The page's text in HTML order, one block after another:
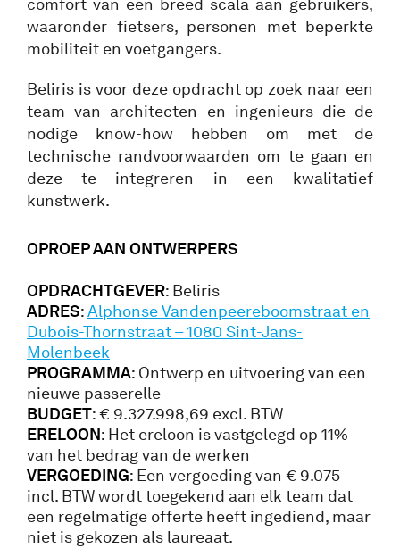
comfort van een breed scala aan gebruikers,
waaronder fietsers, personen met beperkte
mobiliteit en voetgangers.
Beliris is voor deze opdracht op zoek naar een
team van architecten en ingenieurs die de
nodige know-how hebben om met de
technische randvoorwaarden om te gaan en
deze te integreren in een kwalitatief
kunstwerk.
OPROEP AAN ONTWERPERS
OPDRACHTGEVER: Beliris
ADRES:Alphonse Vandenpeereboomstraat en
Dubois-Thornstraat – 1080 Sint-Jans-
Molenbeek
PROGRAMMA: Ontwerp en uitvoering van een
nieuwe passerelle
BUDGET: € 9.327.998,69 excl. BTW
ERELOON: Het ereloon is vastgelegd op 11%
van het bedrag van de werken
VERGOEDING: Een vergoeding van € 9.075
incl. BTW wordt toegekend aan elk team dat
een regelmatige offerte heeft ingediend, maar
niet is gekozen als laureaat.